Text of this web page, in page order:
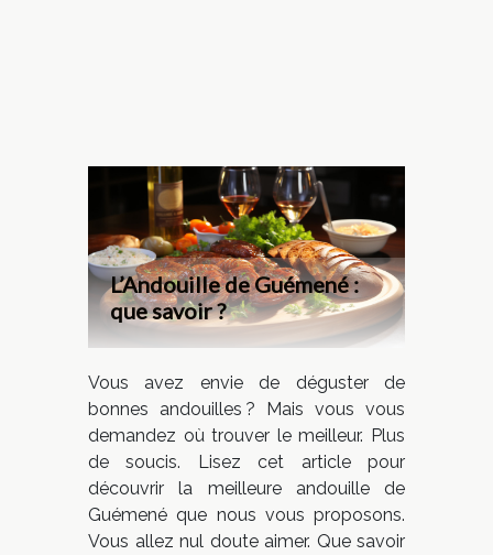
L’Andouille de Guémené :
que savoir ?
Vous avez envie de déguster de
bonnes andouilles ? Mais vous vous
demandez où trouver le meilleur. Plus
de soucis. Lisez cet article pour
découvrir la meilleure andouille de
Guémené que nous vous proposons.
Vous allez nul doute aimer. Que savoir